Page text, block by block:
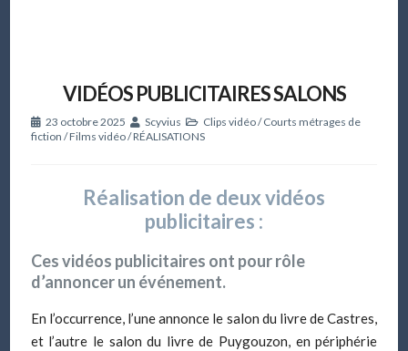
VIDÉOS PUBLICITAIRES SALONS
23 octobre 2025 Scyvius Clips vidéo/Courts métrages de
fiction /Films vidéo/RÉALISATIONS
Réalisation de deux vidéos
publicitaires :
Ces vidéos publicitaires ont pour rôle
d’annoncer un événement.
En l’occurrence, l’une annonce le salon du livre de Castres,
et l’autre le salon du livre de Puygouzon, en périphérie